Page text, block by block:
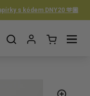
s kódem DNY20 🫶🏼
Otvorit košík Otvor ponuku